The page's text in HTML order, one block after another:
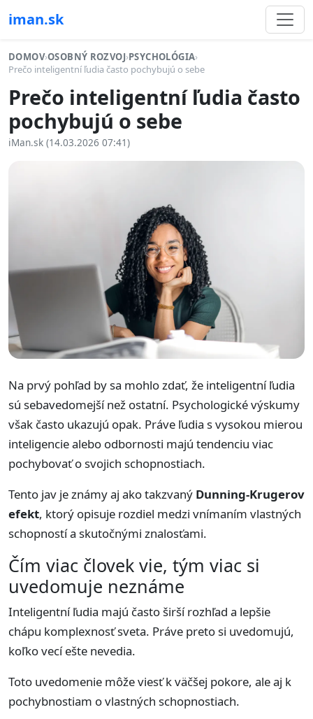
iman.sk
DOMOV›OSOBNÝ ROZVOJ›PSYCHOLÓGIA›
Prečo inteligentní ľudia často pochybujú o sebe
Prečo inteligentní ľudia často
pochybujú o sebe
iMan.sk (14.03.2026 07:41)
Na prvý pohľad by sa mohlo zdať, že inteligentní ľudia
sú sebavedomejší než ostatní. Psychologické výskumy
však často ukazujú opak. Práve ľudia s vysokou mierou
inteligencie alebo odbornosti majú tendenciu viac
pochybovať o svojich schopnostiach.
Tento jav je známy aj ako takzvaný Dunning-Krugerov
efekt, ktorý opisuje rozdiel medzi vnímaním vlastných
schopností a skutočnými znalosťami.
Čím viac človek vie, tým viac si
uvedomuje neznáme
Inteligentní ľudia majú často širší rozhľad a lepšie
chápu komplexnosť sveta. Práve preto si uvedomujú,
koľko vecí ešte nevedia.
Toto uvedomenie môže viesť k väčšej pokore, ale aj k
pochybnostiam o vlastných schopnostiach.